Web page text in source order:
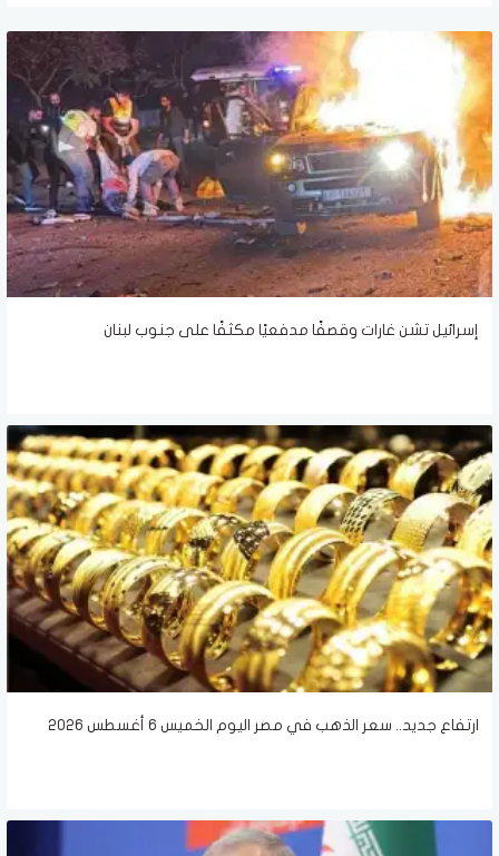
إسرائيل تشن غارات وقصفًا مدفعيًا مكثفًا على جنوب لبنان
ارتفاع جديد.. سعر الذهب في مصر اليوم الخميس 6 أغسطس 2026